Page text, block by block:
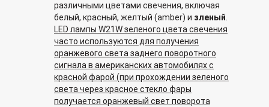
различными цветами свечения, включая
белый, красный, желтый (amber) и зленый.
LED лампы W21W зеленого цвета свечения
часто используются для получения
оранжевого света заднего поворотного
сигнала в американских автомобилях с
красной фарой (при прохождении зеленого
света через красное стекло фары
получается оранжевый свет поворота